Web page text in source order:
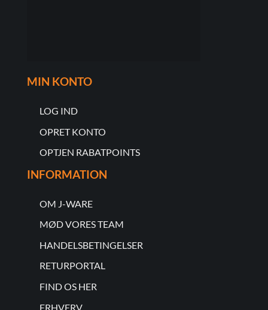
MIN KONTO
LOG IND
OPRET KONTO
OPTJEN RABATPOINTS
INFORMATION
OM J-WARE
MØD VORES TEAM
HANDELSBETINGELSER
RETURPORTAL
FIND OS HER
ERHVERV